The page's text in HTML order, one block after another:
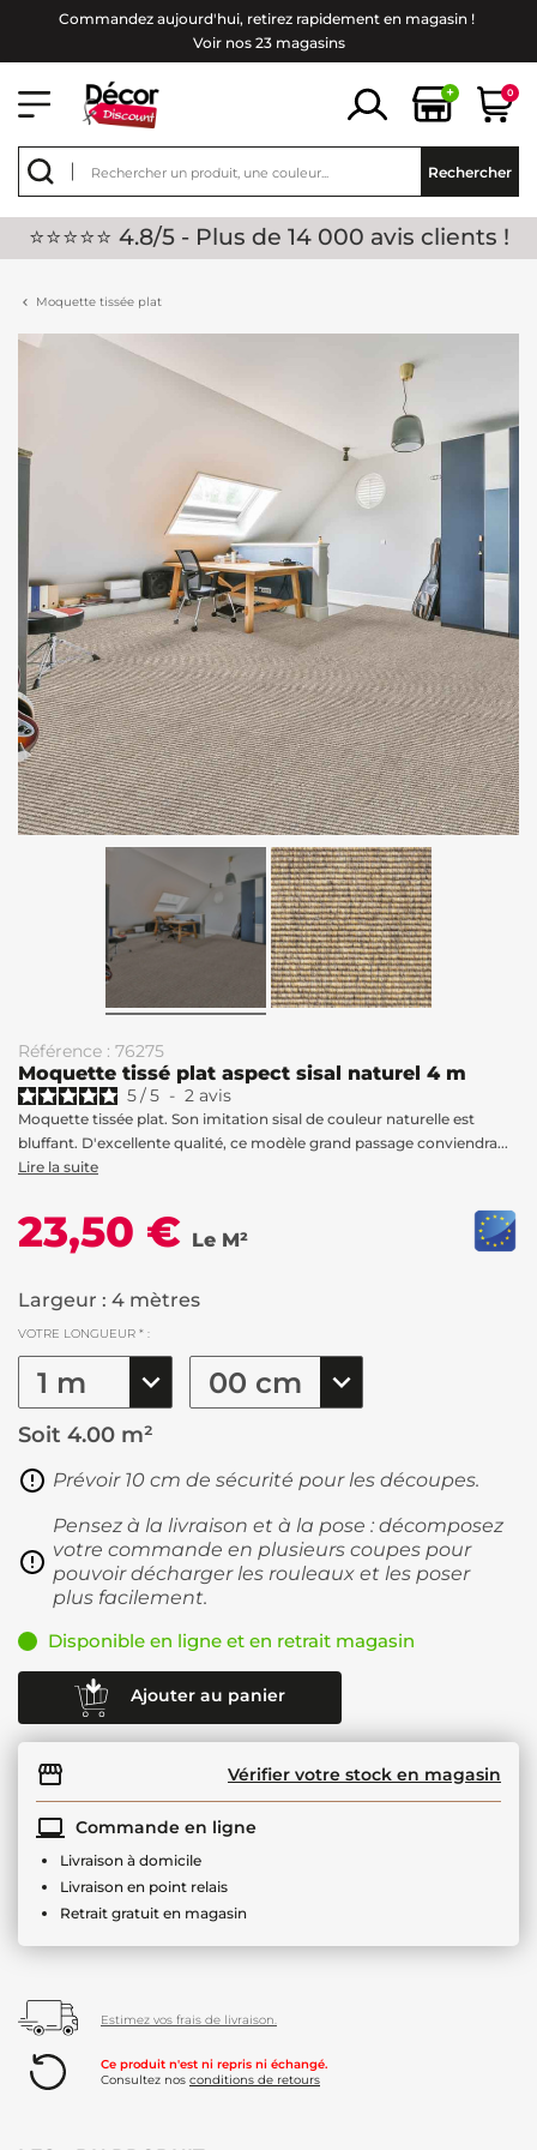
Commandez aujourd'hui, retirez rapidement en magasin !
Voir nos 23 magasins
+ 0
Rechercher
⭐⭐⭐⭐⭐ 4.8/5 - Plus de 14 000 avis clients !
Moquette tissée plat
Référence : 76275
Moquette tissé plat aspect sisal naturel 4 m
5/5 - 2 avis
Moquette tissée plat. Son imitation sisal de couleur naturelle est
bluffant. D'excellente qualité, ce modèle grand passage conviendra...
Lire la suite
23,50 € Le M²
Largeur : 4 mètres
VOTRE LONGUEUR * :
Soit 4.00 m²
Prévoir 10 cm de sécurité pour les découpes.
Pensez à la livraison et à la pose : décomposez
votre commande en plusieurs coupes pour
pouvoir décharger les rouleaux et les poser
plus facilement.
Disponible en ligne et en retrait magasin
Ajouter au panier
Vérifier votre stock en magasin
Commande en ligne
Livraison à domicile
Livraison en point relais
Retrait gratuit en magasin
Estimez vos frais de livraison.
Ce produit n'est ni repris ni échangé.
Consultez nos conditions de retours